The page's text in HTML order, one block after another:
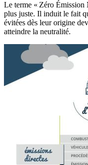
Le terme « Zéro Émission
plus juste. Il induit le fait
évitées dès leur origine
atteindre la neutralité.